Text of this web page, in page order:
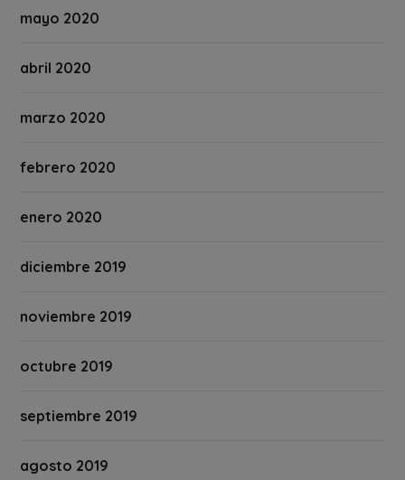
mayo 2020
abril 2020
marzo 2020
febrero 2020
enero 2020
diciembre 2019
noviembre 2019
octubre 2019
septiembre 2019
agosto 2019